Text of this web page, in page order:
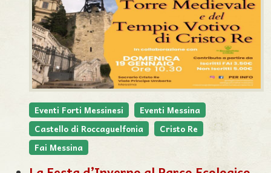
Eventi Forti Messinesi
Eventi Messina
Castello di Roccaguelfonia
Cristo Re
Fai Messina